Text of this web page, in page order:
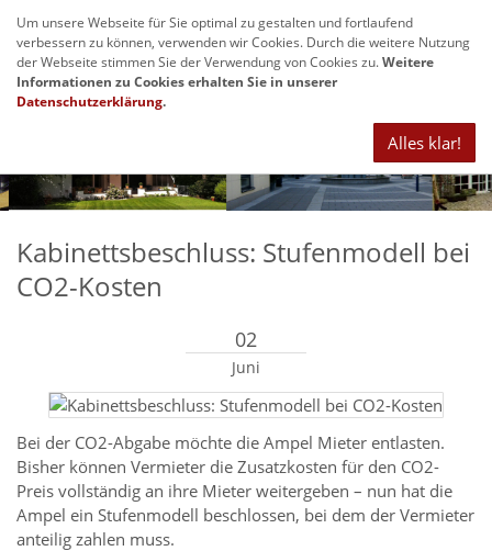
Kabinettsbeschluss: Stufenmodell bei
CO2-Kosten
02
Juni
Bei der CO2-Abgabe möchte die Ampel Mieter entlasten.
Bisher können Vermieter die Zusatzkosten für den CO2-
Preis vollständig an ihre Mieter weitergeben – nun hat die
Ampel ein Stufenmodell beschlossen, bei dem der Vermieter
anteilig zahlen muss.
Um unsere Webseite für Sie optimal zu gestalten und fortlaufend
verbessern zu können, verwenden wir Cookies. Durch die weitere Nutzung
der Webseite stimmen Sie der Verwendung von Cookies zu.Weitere
Informationen zu Cookies erhalten Sie in unserer
Datenschutzerklärung.
Alles klar!